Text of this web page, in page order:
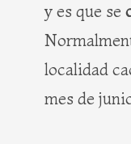
y es que se
localidad
mes de